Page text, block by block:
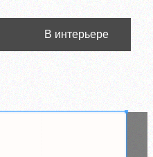
В интерьере